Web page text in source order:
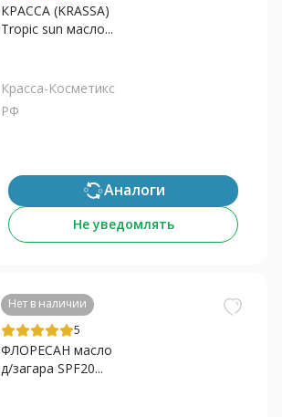
КРАССА (KRASSA)
Tropic sun масло...
Красса-Косметикс
РФ
Аналоги
Не уведомлять
Нет в наличии
5
ФЛОРЕСАН масло
д/загара SPF20...